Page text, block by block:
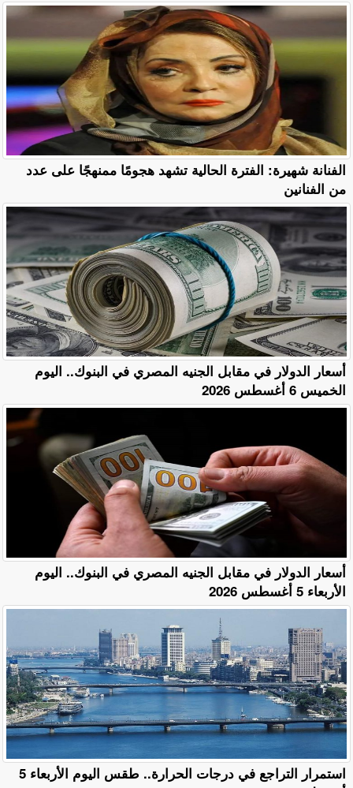
الفنانة شهيرة: الفترة الحالية تشهد هجومًا ممنهجًا على عدد
من الفنانين
أسعار الدولار في مقابل الجنيه المصري في البنوك.. اليوم
الخميس 6 أغسطس 2026
أسعار الدولار في مقابل الجنيه المصري في البنوك.. اليوم
الأربعاء 5 أغسطس 2026
استمرار التراجع في درجات الحرارة.. طقس اليوم الأربعاء 5